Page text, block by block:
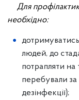
Для
необхідно:
людей, до
потрапляти на
перебували
дезінфекції);